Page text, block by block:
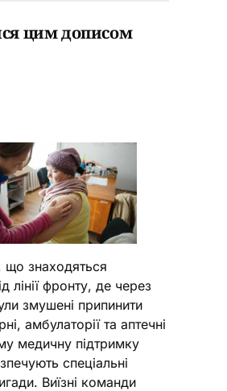
цим дописом
знаходяться
лінії фронту, де через
змушені припинити
амбулаторії та аптечні
медичну підтримку
спеціальні
Виїзні команди